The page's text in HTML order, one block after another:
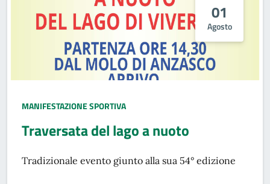
01
Agosto
TIPO EVENTO:
MANIFESTAZIONE SPORTIVA
Traversata del lago a nuoto
Tradizionale evento giunto alla sua 54° edizione